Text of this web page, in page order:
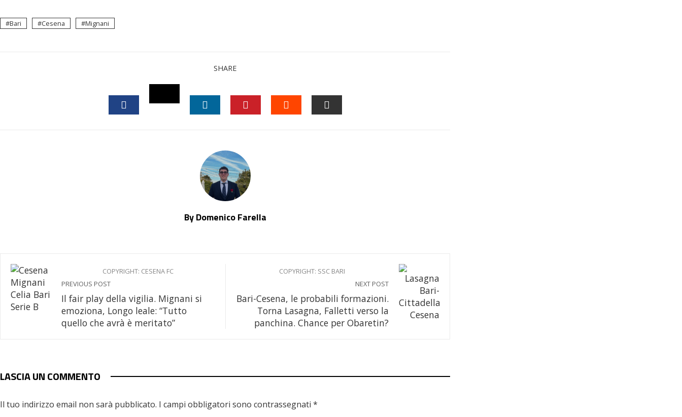
Bari Cesena Mignani
SHARE
TWITTER
By Domenico Farella
COPYRIGHT: CESENA FC
PREVIOUS POST
Il fair play della vigilia. Mignani si
emoziona, Longo leale: “Tutto
quello che avrà è meritato”
COPYRIGHT: SSC BARI
NEXT POST
Bari-Cesena, le probabili formazioni.
Torna Lasagna, Falletti verso la
panchina. Chance per Obaretin?
LASCIA UN COMMENTO
Il tuo indirizzo email non sarà pubblicato. I campi obbligatori sono contrassegnati *